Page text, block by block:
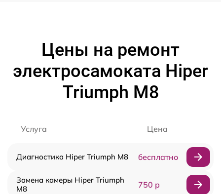
Цены на ремонт
электросамоката Hiper
Triumph M8
Услуга Цена
Диагностика Hiper Triumph M8 бесплатно
Замена камеры Hiper Triumph
M8
750 р